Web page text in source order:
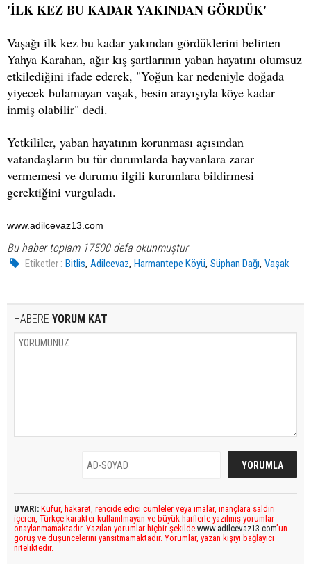
'İLK KEZ BU KADAR YAKINDAN GÖRDÜK'
Vaşağı ilk kez bu kadar yakından gördüklerini belirten
Yahya Karahan, ağır kış şartlarının yaban hayatını olumsuz
etkilediğini ifade ederek, "Yoğun kar nedeniyle doğada
yiyecek bulamayan vaşak, besin arayışıyla köye kadar
inmiş olabilir" dedi.
Yetkililer, yaban hayatının korunması açısından
vatandaşların bu tür durumlarda hayvanlara zarar
vermemesi ve durumu ilgili kurumlara bildirmesi
gerektiğini vurguladı.
www.adilcevaz13.com
Bu haber toplam 17500 defa okunmuştur
Etiketler : Bitlis,Adilcevaz,Harmantepe Köyü,Süphan Dağı,Vaşak
HABERE YORUM KAT
UYARI: Küfür, hakaret, rencide edici cümleler veya imalar, inançlara saldırı
içeren, Türkçe karakter kullanılmayan ve büyük harflerle yazılmış yorumlar
onaylanmamaktadır. Yazılan yorumlar hiçbir şekilde www.adilcevaz13.com’un
görüş ve düşüncelerini yansıtmamaktadır. Yorumlar, yazan kişiyi bağlayıcı
niteliktedir.